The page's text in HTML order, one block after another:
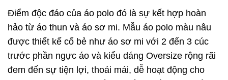
Điểm độc đáo của áo polo đó là sự kết hợp hoàn
hảo từ áo thun và áo sơ mi. Mẫu áo polo màu nâu
được thiết kế cổ bẻ như áo sơ mi với 2 đến 3 cúc
trước phần ngực áo và kiểu dáng Oversize rộng rãi
đem đến sự tiện lợi, thoải mái, dễ hoạt động cho